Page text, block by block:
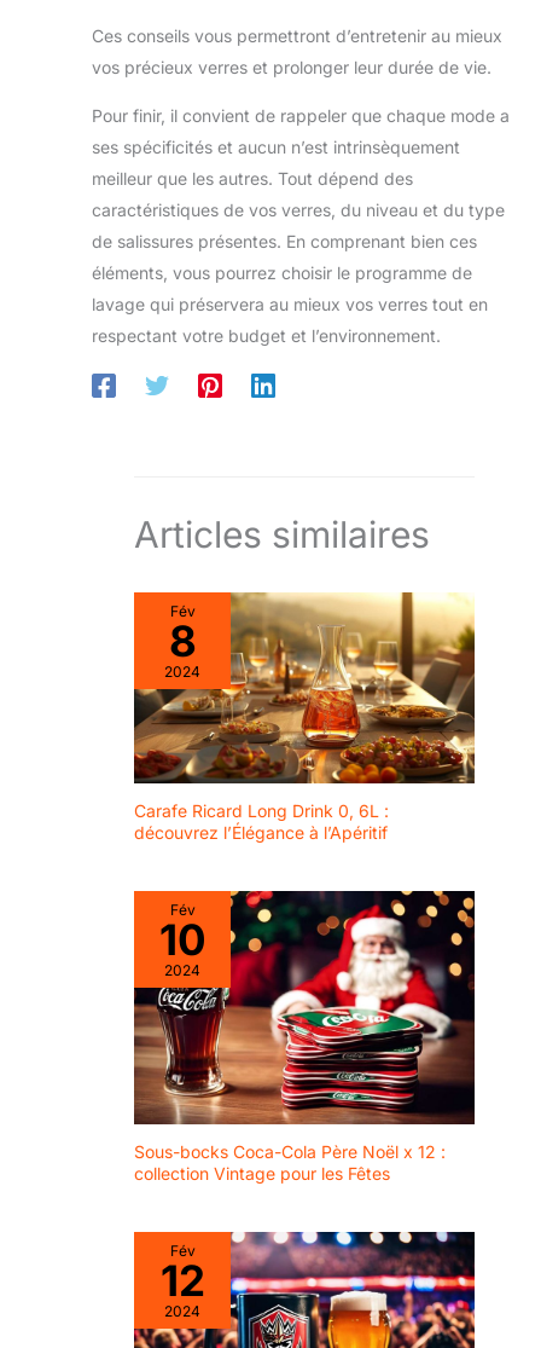
Ces conseils vous permettront d’entretenir au mieux
vos précieux verres et prolonger leur durée de vie.
Pour finir, il convient de rappeler que chaque mode a
ses spécificités et aucun n’est intrinsèquement
meilleur que les autres. Tout dépend des
caractéristiques de vos verres, du niveau et du type
de salissures présentes. En comprenant bien ces
éléments, vous pourrez choisir le programme de
lavage qui préservera au mieux vos verres tout en
respectant votre budget et l’environnement.
Articles similaires
Fév
8
2024
Carafe Ricard Long Drink 0, 6L :
découvrez l’Élégance à l’Apéritif
Fév
10
2024
Sous-bocks Coca-Cola Père Noël x 12 :
collection Vintage pour les Fêtes
Fév
12
2024